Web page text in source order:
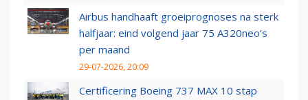
Airbus handhaaft groeiprognoses na sterk
halfjaar: eind volgend jaar 75 A320neo’s
per maand
29-07-2026, 20:09
Certificering Boeing 737 MAX 10 stap